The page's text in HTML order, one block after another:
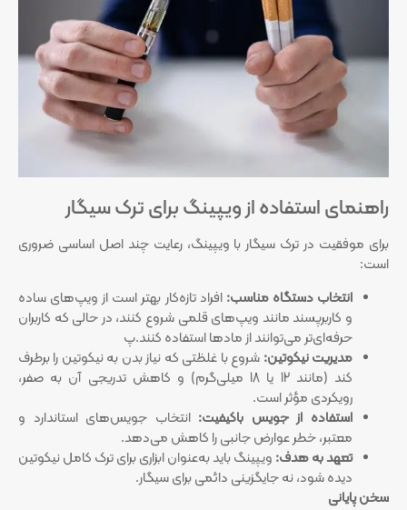
راهنمای استفاده از ویپینگ برای ترک سیگار
برای موفقیت در ترک سیگار با ویپینگ، رعایت چند اصل اساسی ضروری
است:
انتخاب دستگاه مناسب: افراد تازه‌کار بهتر است از ویپ‌های ساده
و کاربرپسند مانند ویپ‌های قلمی شروع کنند، در حالی که کاربران
حرفه‌ای‌تر می‌توانند از مادها استفاده کنند.پ
مدیریت نیکوتین: شروع با غلظتی که نیاز بدن به نیکوتین را برطرف
کند (مانند 12 یا 18 میلی‌گرم) و کاهش تدریجی آن به صفر،
رویکردی مؤثر است.
استفاده از جویس باکیفیت: انتخاب جویس‌های استاندارد و
معتبر، خطر عوارض جانبی را کاهش می‌دهد.
تعهد به هدف: ویپینگ باید به‌عنوان ابزاری برای ترک کامل نیکوتین
دیده شود، نه جایگزینی دائمی برای سیگار.
سخن پایانی